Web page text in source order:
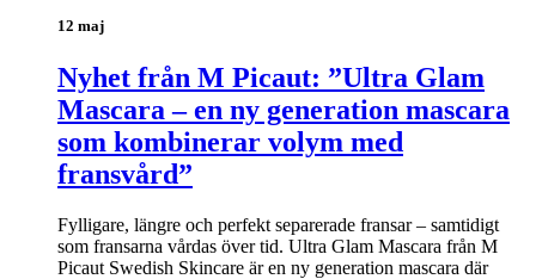
12 maj
Nyhet från M Picaut: ”Ultra Glam
Mascara – en ny generation mascara
som kombinerar volym med
fransvård”
Fylligare, längre och perfekt separerade fransar – samtidigt
som fransarna vårdas över tid. Ultra Glam Mascara från M
Picaut Swedish Skincare är en ny generation mascara där